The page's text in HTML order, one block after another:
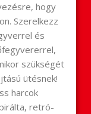
hogy
Szerelkezz
és
szükségét
ütésnek!
harcok
retró-